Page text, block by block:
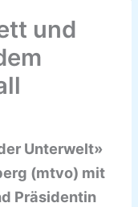
und
Unterwelt»
(mtvo) mit
Präsidentin